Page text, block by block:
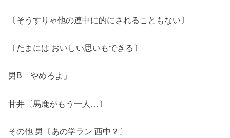
〔そうすりゃ他の連中に的にされることもない〕
〔たまには おいしい思いもできる〕
男B「やめろよ」
甘井〔馬鹿がもう一人…〕
その他 男〔あの学ラン 西中？〕